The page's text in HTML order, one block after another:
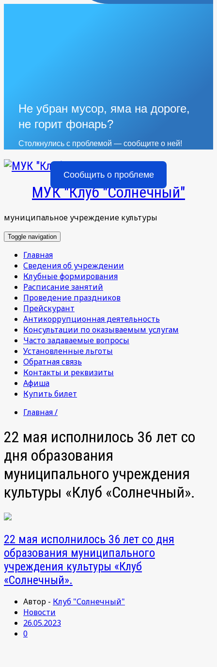
Не убран мусор, яма на дороге,
не горит фонарь?
Столкнулись с проблемой — сообщите о ней!
Сообщить о проблеме
МУК "Клуб "Солнечный"
муниципальное учреждение культуры
Toggle navigation
Главная
Сведения об учреждении
Клубные формирования
Расписание занятий
Проведение праздников
Прейскурант
Антикоррупционная деятельность
Консультации по оказываемым услугам
Часто задаваемые вопросы
Установленные льготы
Обратная связь
Контакты и реквизиты
Афиша
Купить билет
Главная /
22 мая исполнилось 36 лет со
дня образования
муниципального учреждения
культуры «Клуб «Солнечный».
22 мая исполнилось 36 лет со дня
образования муниципального
учреждения культуры «Клуб
«Солнечный».
Автор - Клуб "Солнечный"
Новости
26.05.2023
0